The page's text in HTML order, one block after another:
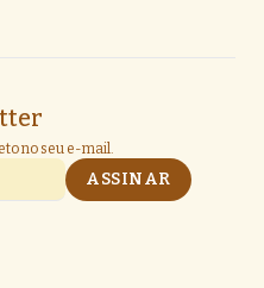
no seu e-mail.
ASSINAR